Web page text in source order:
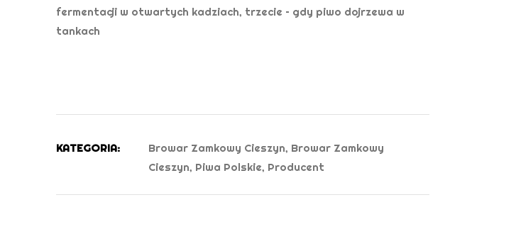
fermentacji w otwartych kadziach, trzecie – gdy piwo dojrzewa w
tankach
KATEGORIA: Browar Zamkowy Cieszyn, Browar Zamkowy
Cieszyn, Piwa Polskie, Producent